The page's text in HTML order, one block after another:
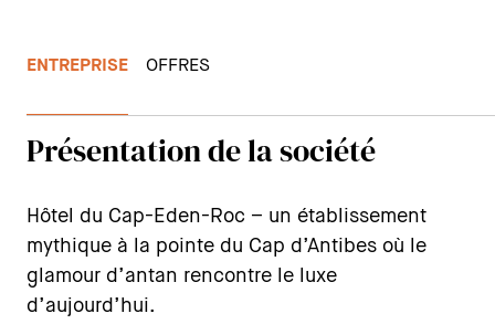
ENTREPRISE OFFRES
Présentation de la société
Hôtel du Cap-Eden-Roc – un établissement
mythique à la pointe du Cap d’Antibes où le
glamour d’antan rencontre le luxe
d’aujourd’hui.